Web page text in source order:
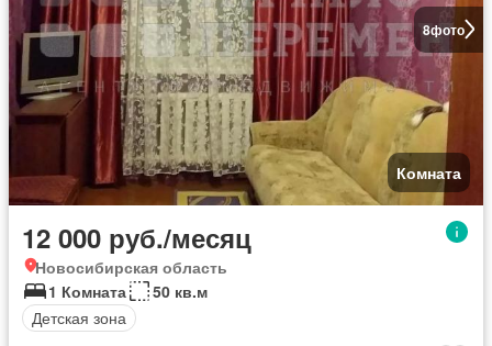
8фото
Комната
12 000 руб./месяц
Новосибирская область
1 Комната
50 кв.м
Детская зона